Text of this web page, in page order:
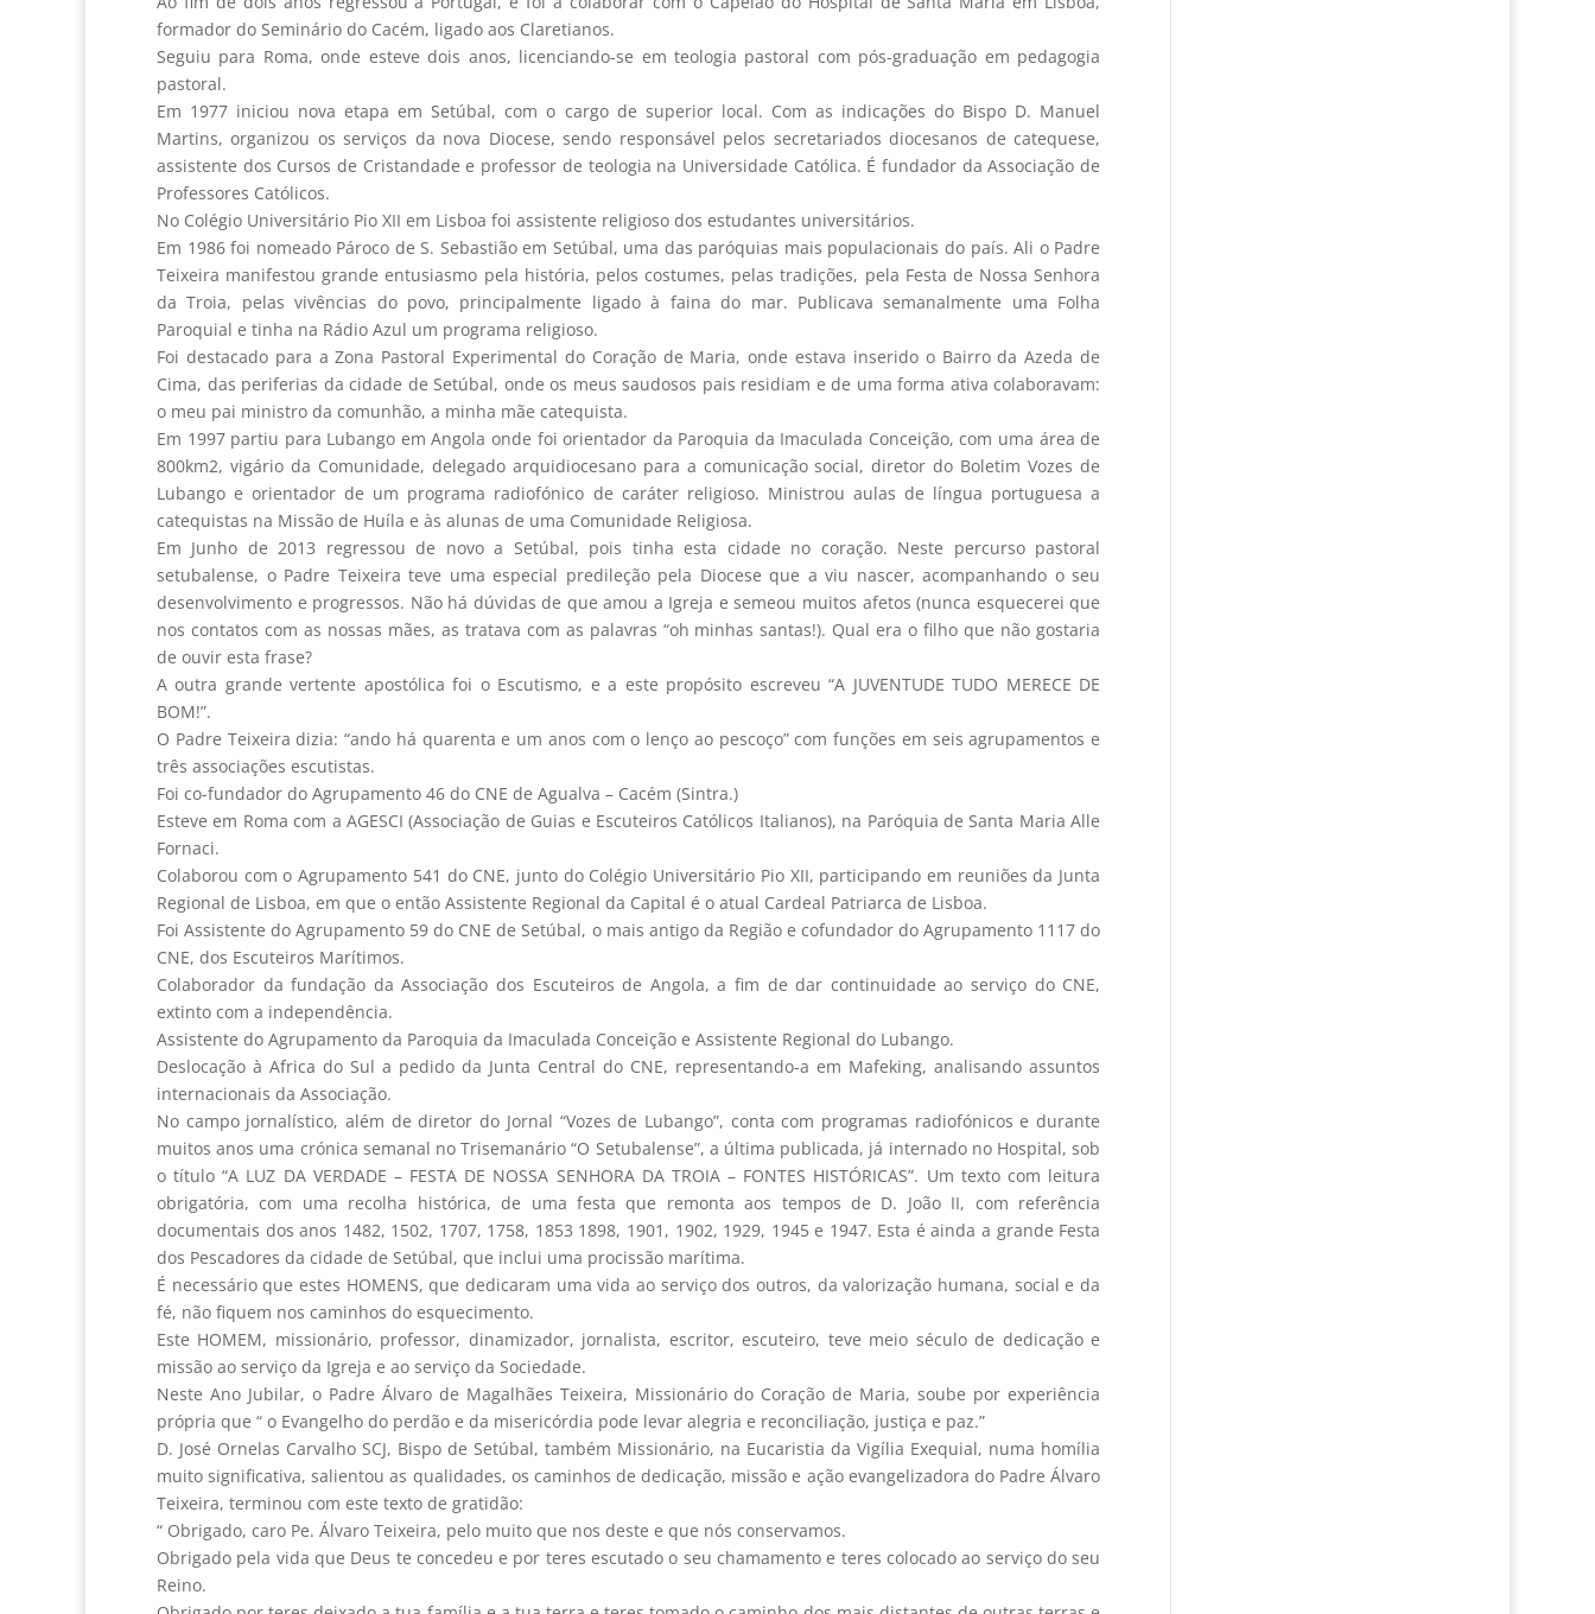
formador do Seminário do Cacém, ligado aos Claretianos.
Seguiu para Roma, onde esteve dois anos, licenciando-se em teologia pastoral com pós-graduação em pedagogia
pastoral.
Em 1977 iniciou nova etapa em Setúbal, com o cargo de superior local. Com as indicações do Bispo D. Manuel
Martins, organizou os serviços da nova Diocese, sendo responsável pelos secretariados diocesanos de catequese,
assistente dos Cursos de Cristandade e professor de teologia na Universidade Católica. É fundador da Associação de
Professores Católicos.
No Colégio Universitário Pio XII em Lisboa foi assistente religioso dos estudantes universitários.
Em 1986 foi nomeado Pároco de S. Sebastião em Setúbal, uma das paróquias mais populacionais do país. Ali o Padre
Teixeira manifestou grande entusiasmo pela história, pelos costumes, pelas tradições, pela Festa de Nossa Senhora
da Troia, pelas vivências do povo, principalmente ligado à faina do mar. Publicava semanalmente uma Folha
Paroquial e tinha na Rádio Azul um programa religioso.
Foi destacado para a Zona Pastoral Experimental do Coração de Maria, onde estava inserido o Bairro da Azeda de
Cima, das periferias da cidade de Setúbal, onde os meus saudosos pais residiam e de uma forma ativa colaboravam:
o meu pai ministro da comunhão, a minha mãe catequista.
Em 1997 partiu para Lubango em Angola onde foi orientador da Paroquia da Imaculada Conceição, com uma área de
800km2, vigário da Comunidade, delegado arquidiocesano para a comunicação social, diretor do Boletim Vozes de
Lubango e orientador de um programa radiofónico de caráter religioso. Ministrou aulas de língua portuguesa a
catequistas na Missão de Huíla e às alunas de uma Comunidade Religiosa.
Em Junho de 2013 regressou de novo a Setúbal, pois tinha esta cidade no coração. Neste percurso pastoral
setubalense, o Padre Teixeira teve uma especial predileção pela Diocese que a viu nascer, acompanhando o seu
desenvolvimento e progressos. Não há dúvidas de que amou a Igreja e semeou muitos afetos (nunca esquecerei que
nos contatos com as nossas mães, as tratava com as palavras “oh minhas santas!). Qual era o filho que não gostaria
de ouvir esta frase?
A outra grande vertente apostólica foi o Escutismo, e a este propósito escreveu “A JUVENTUDE TUDO MERECE DE
BOM!”.
O Padre Teixeira dizia: “ando há quarenta e um anos com o lenço ao pescoço” com funções em seis agrupamentos e
três associações escutistas.
Foi co-fundador do Agrupamento 46 do CNE de Agualva – Cacém (Sintra.)
Esteve em Roma com a AGESCI (Associação de Guias e Escuteiros Católicos Italianos), na Paróquia de Santa Maria Alle
Fornaci.
Colaborou com o Agrupamento 541 do CNE, junto do Colégio Universitário Pio XII, participando em reuniões da Junta
Regional de Lisboa, em que o então Assistente Regional da Capital é o atual Cardeal Patriarca de Lisboa.
Foi Assistente do Agrupamento 59 do CNE de Setúbal, o mais antigo da Região e cofundador do Agrupamento 1117 do
CNE, dos Escuteiros Marítimos.
Colaborador da fundação da Associação dos Escuteiros de Angola, a fim de dar continuidade ao serviço do CNE,
extinto com a independência.
Assistente do Agrupamento da Paroquia da Imaculada Conceição e Assistente Regional do Lubango.
Deslocação à Africa do Sul a pedido da Junta Central do CNE, representando-a em Mafeking, analisando assuntos
internacionais da Associação.
No campo jornalístico, além de diretor do Jornal “Vozes de Lubango”, conta com programas radiofónicos e durante
muitos anos uma crónica semanal no Trisemanário “O Setubalense”, a última publicada, já internado no Hospital, sob
o título “A LUZ DA VERDADE – FESTA DE NOSSA SENHORA DA TROIA – FONTES HISTÓRICAS”. Um texto com leitura
obrigatória, com uma recolha histórica, de uma festa que remonta aos tempos de D. João II, com referência
documentais dos anos 1482, 1502, 1707, 1758, 1853 1898, 1901, 1902, 1929, 1945 e 1947. Esta é ainda a grande Festa
dos Pescadores da cidade de Setúbal, que inclui uma procissão marítima.
É necessário que estes HOMENS, que dedicaram uma vida ao serviço dos outros, da valorização humana, social e da
fé, não fiquem nos caminhos do esquecimento.
Este HOMEM, missionário, professor, dinamizador, jornalista, escritor, escuteiro, teve meio século de dedicação e
missão ao serviço da Igreja e ao serviço da Sociedade.
Neste Ano Jubilar, o Padre Álvaro de Magalhães Teixeira, Missionário do Coração de Maria, soube por experiência
própria que “ o Evangelho do perdão e da misericórdia pode levar alegria e reconciliação, justiça e paz.”
D. José Ornelas Carvalho SCJ, Bispo de Setúbal, também Missionário, na Eucaristia da Vigília Exequial, numa homília
muito significativa, salientou as qualidades, os caminhos de dedicação, missão e ação evangelizadora do Padre Álvaro
Teixeira, terminou com este texto de gratidão:
“ Obrigado, caro Pe. Álvaro Teixeira, pelo muito que nos deste e que nós conservamos.
Obrigado pela vida que Deus te concedeu e por teres escutado o seu chamamento e teres colocado ao serviço do seu
Reino.